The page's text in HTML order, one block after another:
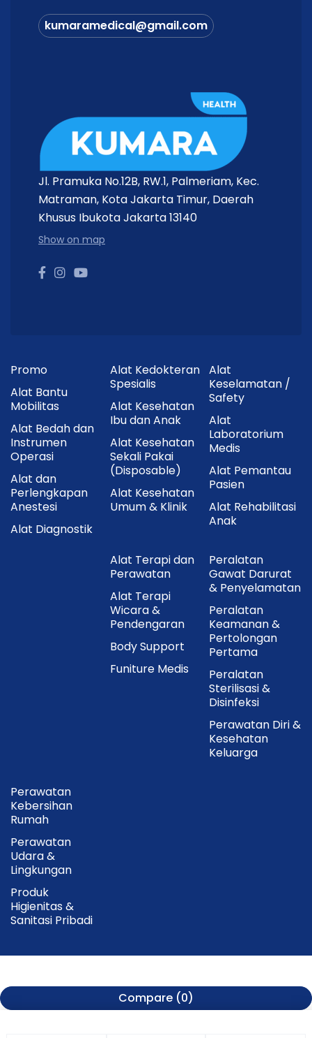
kumaramedical@gmail.com
Jl. Pramuka No.12B, RW.1, Palmeriam, Kec.
Matraman, Kota Jakarta Timur, Daerah
Khusus Ibukota Jakarta 13140
Show on map
Promo
Alat Bantu
Mobilitas
Alat Bedah dan
Instrumen
Operasi
Alat dan
Perlengkapan
Anestesi
Alat Diagnostik
Alat Kedokteran
Spesialis
Alat Kesehatan
Ibu dan Anak
Alat Kesehatan
Sekali Pakai
(Disposable)
Alat Kesehatan
Umum & Klinik
Alat
Keselamatan /
Safety
Alat
Laboratorium
Medis
Alat Pemantau
Pasien
Alat Rehabilitasi
Anak
Alat Terapi dan
Perawatan
Alat Terapi
Wicara &
Pendengaran
Body Support
Funiture Medis
Peralatan
Gawat Darurat
& Penyelamatan
Peralatan
Keamanan &
Pertolongan
Pertama
Peralatan
Sterilisasi &
Disinfeksi
Perawatan Diri &
Kesehatan
Keluarga
Perawatan
Kebersihan
Rumah
Perawatan
Udara &
Lingkungan
Produk
Higienitas &
Sanitasi Pribadi
Compare (0)